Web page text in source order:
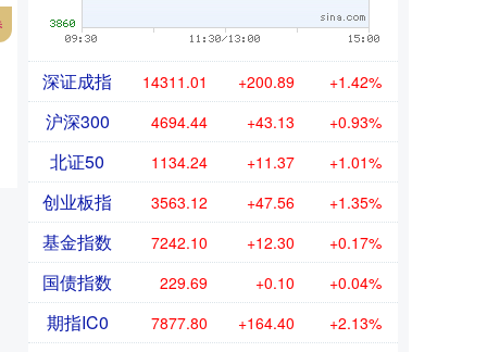
深证成指 14311.01 +200.89 +1.42%
沪深300 4694.44 +43.13 +0.93%
北证50 1134.24 +11.37 +1.01%
创业板指 3563.12 +47.56 +1.35%
基金指数 7242.10 +12.30 +0.17%
国债指数 229.69 +0.10 +0.04%
期指IC0 7877.80 +164.40 +2.13%